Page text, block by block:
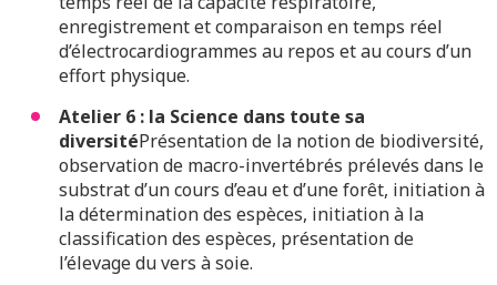
enregistrement et comparaison en temps réel
d’électrocardiogrammes au repos et au cours d’un
effort physique.
Atelier 6 : la Science dans toute sa
diversitéPrésentation de la notion de biodiversité,
observation de macro-invertébrés prélevés dans le
substrat d’un cours d’eau et d’une forêt, initiation à
la détermination des espèces, initiation à la
classification des espèces, présentation de
l’élevage du vers à soie.